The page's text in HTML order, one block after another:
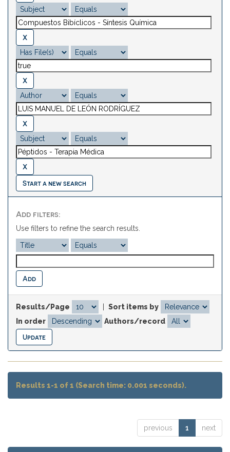
Start a new search
Add filters:
Use filters to refine the search results.
Results/Page
Sort items by
In order
Authors/record
Results 1-1 of 1 (Search time: 0.001 seconds).
previous 1 next